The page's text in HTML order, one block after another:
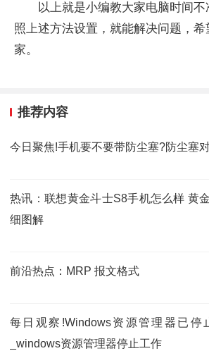
以上就是小编教大家电脑时间
照上述方法设置，就能解决问题，
家。
推荐内容
今日聚焦!手机要不要带防尘塞?防尘塞
热讯：联想黄金斗士S8手机怎么样 黄
细图解
前沿热点：MRP 报文格式
每日观察!Windows资源管理器已停
_windows资源管理器停止工作